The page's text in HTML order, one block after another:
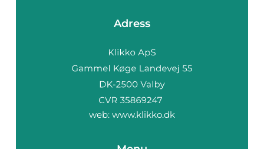
Adress
web: www.klikko.dk